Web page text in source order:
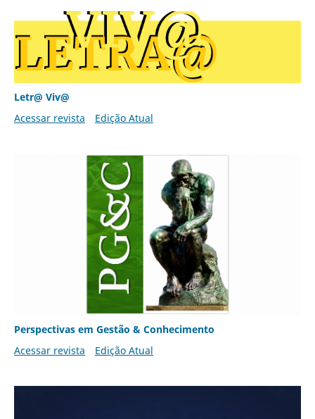
Letr@ Viv@
Acessar revista
Edição Atual
Perspectivas em Gestão & Conhecimento
Acessar revista
Edição Atual